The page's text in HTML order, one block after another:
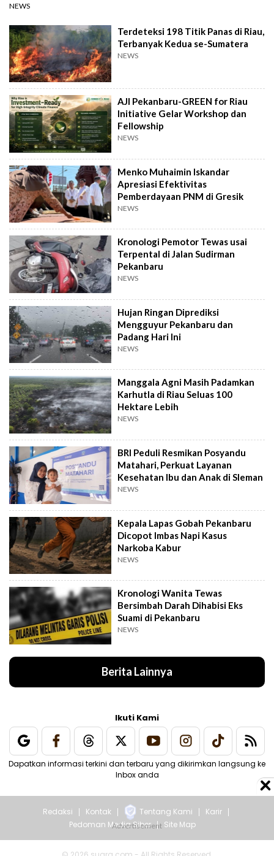
NEWS
Terdeteksi 198 Titik Panas di Riau,
Terbanyak Kedua se-Sumatera
NEWS
AJI Pekanbaru-GREEN for Riau
Initiative Gelar Workshop dan
Fellowship
NEWS
Menko Muhaimin Iskandar
Apresiasi Efektivitas
Pemberdayaan PNM di Gresik
NEWS
Kronologi Pemotor Tewas usai
Terpental di Jalan Sudirman
Pekanbaru
NEWS
Hujan Ringan Diprediksi
Mengguyur Pekanbaru dan
Padang Hari Ini
NEWS
Manggala Agni Masih Padamkan
Karhutla di Riau Seluas 100
Hektare Lebih
NEWS
BRI Peduli Resmikan Posyandu
Matahari, Perkuat Layanan
Kesehatan Ibu dan Anak di Sleman
NEWS
Kepala Lapas Gobah Pekanbaru
Dicopot Imbas Napi Kasus
Narkoba Kabur
NEWS
Kronologi Wanita Tewas
Bersimbah Darah Dihabisi Eks
Suami di Pekanbaru
NEWS
Berita Lainnya
Ikuti Kami
Dapatkan informasi terkini dan terbaru yang dikirimkan langsung ke
Inbox anda
Redaksi Kontak Tentang Kami
Karir
Pedoman Media Siber
Site Map